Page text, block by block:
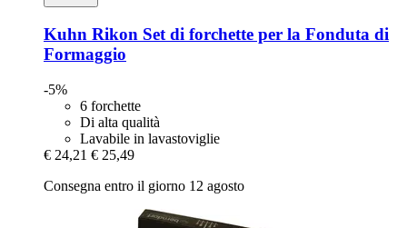
Kuhn Rikon Set di forchette per la Fonduta di
Formaggio
-5%
6 forchette
Di alta qualità
Lavabile in lavastoviglie
€ 24,21 € 25,49
Consegna entro il giorno 12 agosto